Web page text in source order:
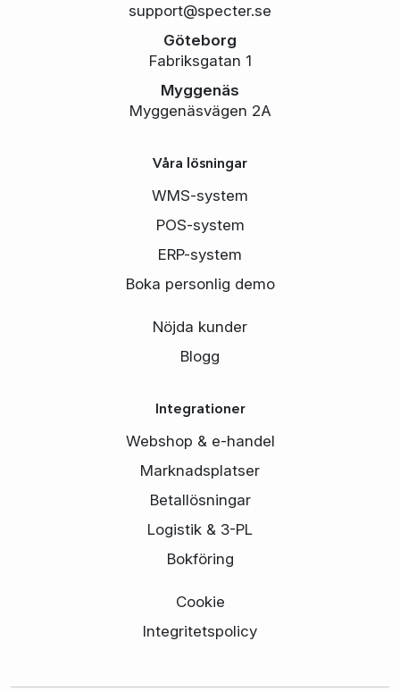
support@specter.se
Göteborg
Fabriksgatan 1
Myggenäs
Myggenäsvägen 2A
Våra lösningar
WMS-system
POS-system
ERP-system
Boka personlig demo
Nöjda kunder
Blogg
Integrationer
Webshop & e-handel
Marknadsplatser
Betallösningar
Logistik & 3-PL
Bokföring
Cookie
Integritetspolicy